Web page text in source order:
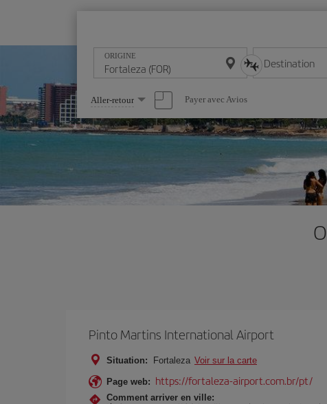
ORIGINE Destination
Sélectionnez
une
option
Aller-retour Payer avec Avios
Pinto Martins International Airport
Situation: Fortaleza Voir sur la carte
Page web: https://fortaleza-airport.com.br/pt/
Comment arriver en ville: